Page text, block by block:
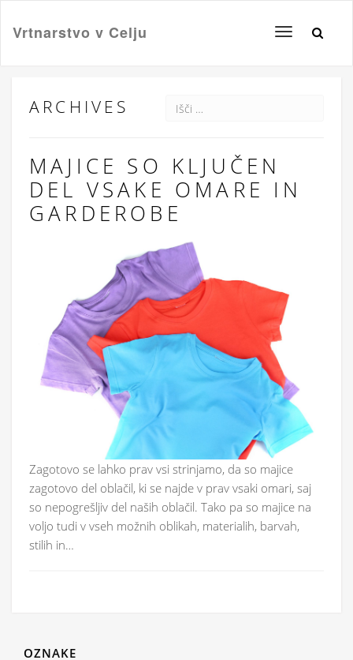
Toggle
Vrtnarstvo v Celju
ARCHIVES
MAJICE SO KLJUČEN
DEL VSAKE OMARE IN
GARDEROBE
Zagotovo se lahko prav vsi strinjamo, da so majice
zagotovo del oblačil, ki se najde v prav vsaki omari, saj
so nepogrešljiv del naših oblačil. Tako pa so majice na
voljo tudi v vseh možnih oblikah, materialih, barvah,
stilih in…
OZNAKE